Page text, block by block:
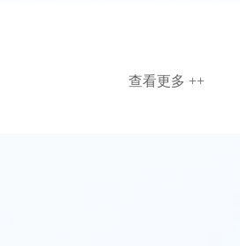
查看更多 ++